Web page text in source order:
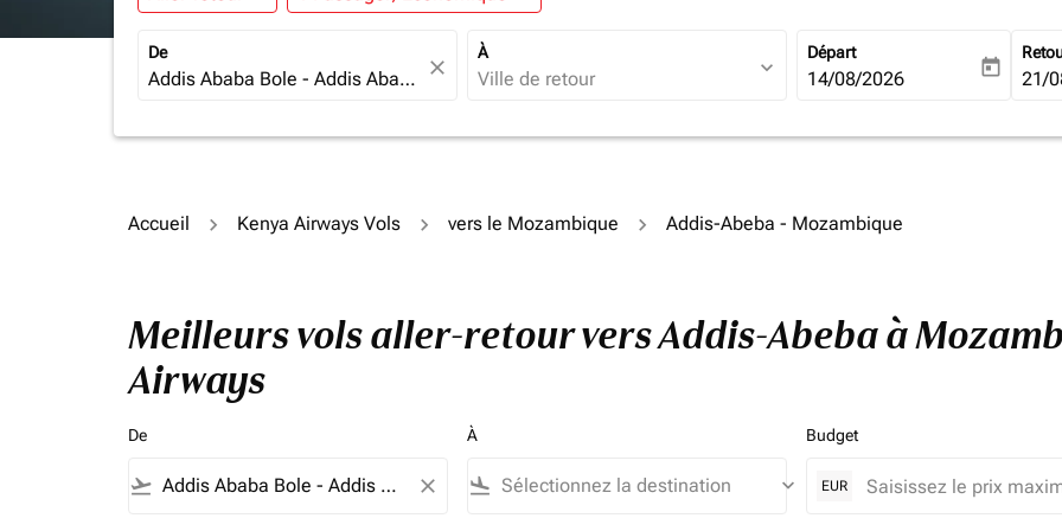
De
close
À
expand_more
Départ
fc-booking-departure-date-
14/08/2026 today fc-
21/
Accueil Kenya Airways Vols vers le Mozambique Addis-Abeba - Mozambique
Meilleurs vols aller-retour vers Addis-Abeba à
Airways
De
flight_takeoff close
À
flight_land keyboard_arrow_down
Budget
EUR